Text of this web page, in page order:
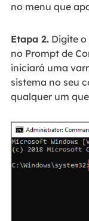
no menu que
Etapa 2.Digite o
no Prompt de
iniciará uma
sistema no seu
qualquer um